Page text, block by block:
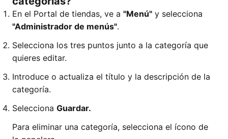
En el Portal de tiendas, ve a "Menú" y selecciona
"Administrador de menús".
Selecciona los tres puntos junto a la categoría que
quieres editar.
Introduce o actualiza el título y la descripción de la
categoría.
Selecciona Guardar.
Para eliminar una categoría, selecciona el ícono de